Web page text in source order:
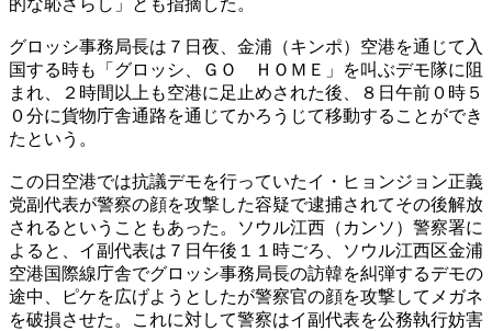
グロッシ事務局長は７日夜、金浦（キンポ）空港を通じて入
国する時も「グロッシ、ＧＯ ＨＯＭＥ」を叫ぶデモ隊に阻
まれ、２時間以上も空港に足止めされた後、８日午前０時５
０分に貨物庁舎通路を通じてかろうじて移動することができ
たという。
この日空港では抗議デモを行っていたイ・ヒョンジョン正義
党副代表が警察の顔を攻撃した容疑で逮捕されてその後解放
されるということもあった。ソウル江西（カンソ）警察署に
よると、イ副代表は７日午後１１時ごろ、ソウル江西区金浦
空港国際線庁舎でグロッシ事務局長の訪韓を糾弾するデモの
途中、ピケを広げようとしたが警察官の顔を攻撃してメガネ
を破損させた。これに対して警察はイ副代表を公務執行妨害